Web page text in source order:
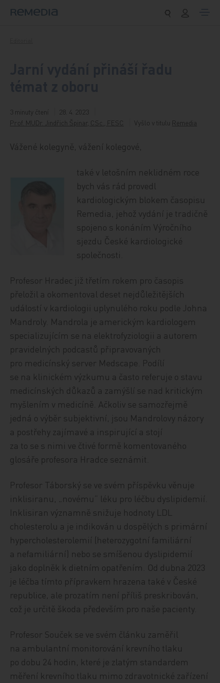
3 minuty čtení
28. 4. 2023
Prof. MUDr. Jindřich Špinar, CSc., FESC
Vyšlo v titulu Remedia
Vážené kolegyně, vážení kolegové,
také v letošním neklidném roce
bych vás rád provedl
kardiologickým blokem časopisu
Remedia, jehož vydání je tradičně
spojeno s konáním Výročního
sjezdu České kardiologické
společnosti.
Profesor Hradec již třetím rokem pro časopis
přeložil a okomentoval deset nejdůležitějších
událostí v kardiologii uplynulého roku podle Johna
Mandroly. Mandrola je americkým kardiologem
specializujícím se na elektrofyziologii a autorem
pravidelných podcastů připravovaných
pro medicínský server Medscape. Podílí
se na klinickém výzkumu a často referuje o stavu
medicínských důkazů a zamýšlí se nad kritickým
myšlením v medicíně. Ačkoliv se samozřejmě
jedná o výběr subjektivní, jsou Mandrolovy názory
a postřehy zajímavé a inspirující a stojí
za to se s nimi ve čtivé formě komentovaného
glosáře profesora Hradce seznámit.
Profesor Táborský se ve svém příspěvku věnuje
inklisiranu, „novému“ léku pro léčbu dyslipidemií.
Inklisiran významně snižuje hodnoty LDL
cholesterolu a je indikován u dospělých s primární
hypercholesterolemií (heterozygotní familiární
a nefamiliární) nebo se smíšenou dyslipidemií
jako doplněk k dietním opatřením. Od dubna 2023
je léčba tímto přípravkem hrazena také v České
republice, ale prozatím není příliš preskribován,
což je určitě škoda především pro naše pacienty.
Profesor Souček se ve svém článku zaměřil
na ambulantní monitorování krevního tlaku
po dobu 24 hodin, které je zlatým standardem
měření krevního tlaku mimo zdravotnické zařízení